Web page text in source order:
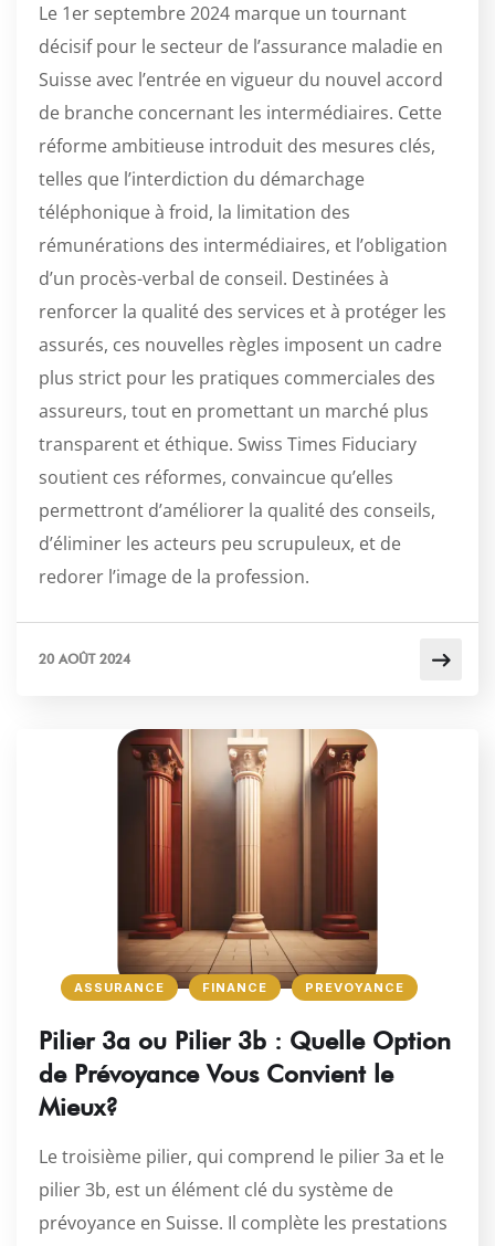
Le 1er septembre 2024 marque un tournant
décisif pour le secteur de l’assurance maladie en
Suisse avec l’entrée en vigueur du nouvel accord
de branche concernant les intermédiaires. Cette
réforme ambitieuse introduit des mesures clés,
telles que l’interdiction du démarchage
téléphonique à froid, la limitation des
rémunérations des intermédiaires, et l’obligation
d’un procès-verbal de conseil. Destinées à
renforcer la qualité des services et à protéger les
assurés, ces nouvelles règles imposent un cadre
plus strict pour les pratiques commerciales des
assureurs, tout en promettant un marché plus
transparent et éthique. Swiss Times Fiduciary
soutient ces réformes, convaincue qu’elles
permettront d’améliorer la qualité des conseils,
d’éliminer les acteurs peu scrupuleux, et de
redorer l’image de la profession.
20 AOÛT 2024
ASSURANCE FINANCE PREVOYANCE
Pilier 3a ou Pilier 3b : Quelle Option
de Prévoyance Vous Convient le
Mieux?
Le troisième pilier, qui comprend le pilier 3a et le
pilier 3b, est un élément clé du système de
prévoyance en Suisse. Il complète les prestations